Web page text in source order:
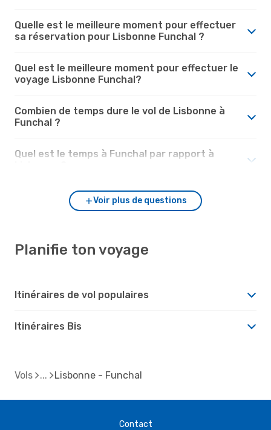
Quelle est le meilleure moment pour effectuer
sa réservation pour Lisbonne Funchal ?
Quel est le meilleure moment pour effectuer le
voyage Lisbonne Funchal?
Combien de temps dure le vol de Lisbonne à
Funchal ?
Quel est le temps à Funchal par rapport à
Voir plus de questions
Planifie ton voyage
Itinéraires de vol populaires
Itinéraires Bis
Vols Lisbonne - Funchal
Contact